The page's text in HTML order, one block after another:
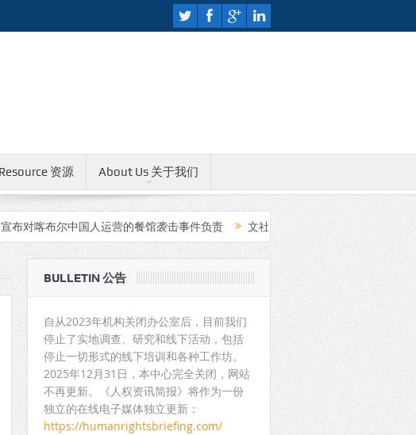
Resource 资源 About Us 关于我们
布尔中国人运营的餐馆袭击事件负责 文社人权教育中心无限期关闭公告
BULLETIN 公告
自从2023年机构关闭办公室后，目前我们
停止了实地调查、研究和线下活动，包括
停止一切形式的线下培训和各种工作坊。
2025年12月31日，本中心完全关闭，网站
不再更新。《人权资讯简报》将作为一份
独立的在线电子媒体独立更新：
https://humanrightsbriefing.com/